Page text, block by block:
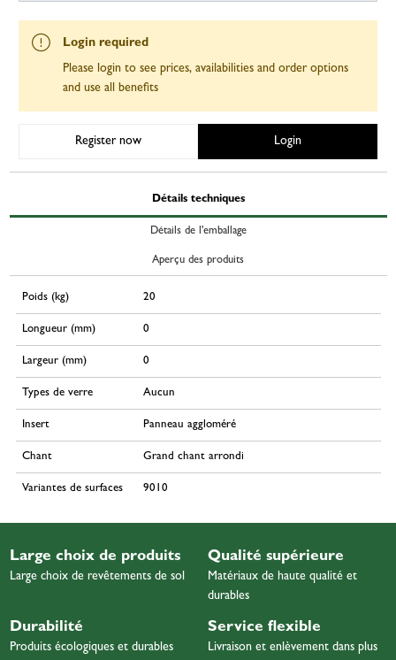
Login required
Please login to see prices, availabilities and order options
and use all benefits
Register now Login
Détails techniques
Détails de l'emballage
Aperçu des produits
Poids (kg) 20
Longueur (mm) 0
Largeur (mm) 0
Types de verre Aucun
Insert Panneau aggloméré
Chant Grand chant arrondi
Variantes de surfaces 9010
Large choix de produits
Large choix de revêtements de sol
Qualité supérieure
Matériaux de haute qualité et
durables
Durabilité
Produits écologiques et durables
Service flexible
Livraison et enlèvement dans plus